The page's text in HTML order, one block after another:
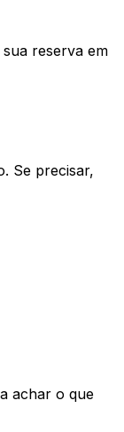
sua reserva em
Se precisar,
achar o que